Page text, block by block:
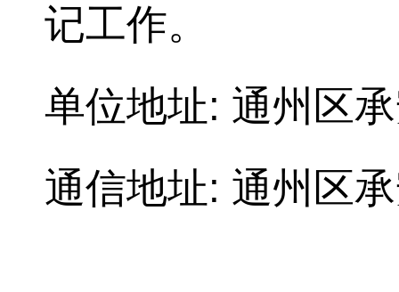
记工作。
单位地址: 通州区
通信地址: 通州区